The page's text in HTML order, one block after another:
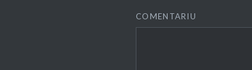
COMENTARIU